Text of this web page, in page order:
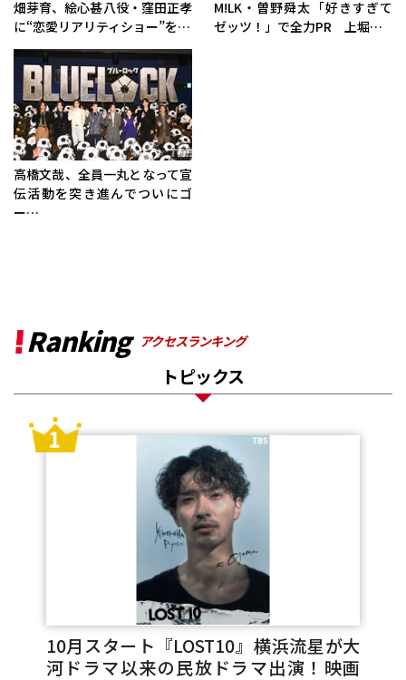
畑芽育、絵心甚八役・窪田正孝
に“恋愛リアリティショー”を…
M!LK・曽野舜太「好きすぎて
ゼッツ！」で全力PR 上堀…
高橋文哉、全員一丸となって宣
伝活動を突き進んでついにゴ
ー…
Ranking アクセスランキング
トピックス
10月スタート『LOST10』横浜流星が大
河ドラマ以来の民放ドラマ出演！映画